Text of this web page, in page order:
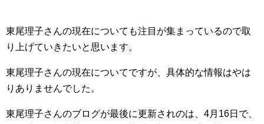
東尾理子さんの現在についても注目が集まっているので取
り上げていきたいと思います。
東尾理子さんの現在についてですが、具体的な情報はやは
りありませんでした。
東尾理子さんのブログが最後に更新されのは、4月16日で、